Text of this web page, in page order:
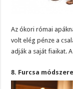
Az ókori római
volt elég pénze a
adják a saját fiaikat.
8. Furcsa